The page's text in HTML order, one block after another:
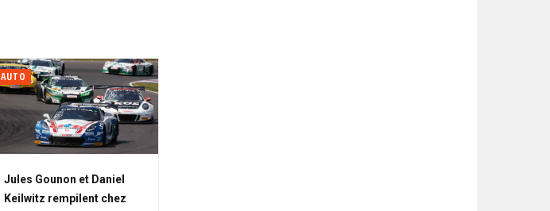
AUTO
Jules Gounon et Daniel
Keilwitz rempilent chez